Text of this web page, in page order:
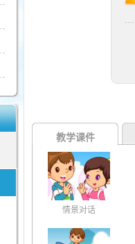
教学课件
情景对话